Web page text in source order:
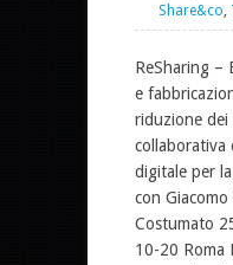
Share&co,
ReSharing –
e
riduzione dei
collaborativa
digitale per
con
Costumato
10-20 Roma